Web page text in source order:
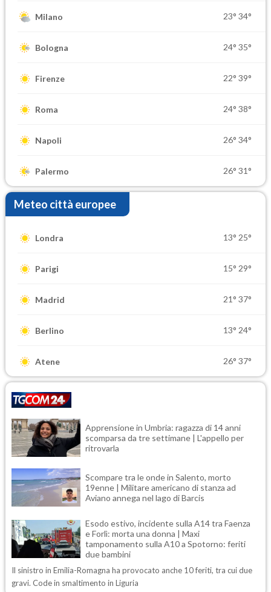
Milano 23° 34°
Bologna 24° 35°
Firenze 22° 39°
Roma 24° 38°
Napoli 26° 34°
Palermo 26° 31°
Meteo città europee
Londra 13° 25°
Parigi 15° 29°
Madrid 21° 37°
Berlino 13° 24°
Atene 26° 37°
Apprensione in Umbria: ragazza di 14 anni
scomparsa da tre settimane | L'appello per
ritrovarla
Scompare tra le onde in Salento, morto
19enne | Militare americano di stanza ad
Aviano annega nel lago di Barcis
Esodo estivo, incidente sulla A14 tra Faenza
e Forlì: morta una donna | Maxi
tamponamento sulla A10 a Spotorno: feriti
due bambini
Il sinistro in Emilia-Romagna ha provocato anche 10 feriti, tra cui due
gravi. Code in smaltimento in Liguria